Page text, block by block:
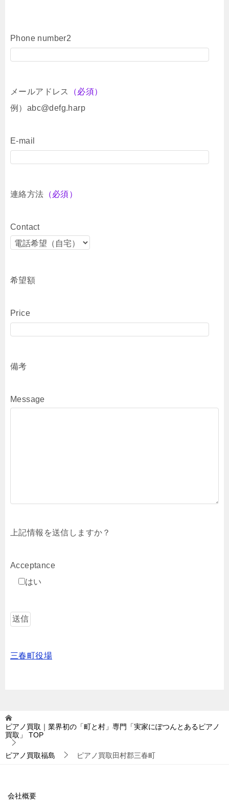
Phone number2
メールアドレス
（必須）
例）abc@defg.harp
E-mail
連絡方法 （必須）
Contact
希望額
Price
備考
Message
上記情報を送信しますか？
Acceptance
はい
三春町役場
ピアノ買取｜業界初の「町と村」専門「実家にぽつんとあるピアノ
買取」
TOP
ピアノ買取福島 ピアノ買取田村郡三春町
会社概要